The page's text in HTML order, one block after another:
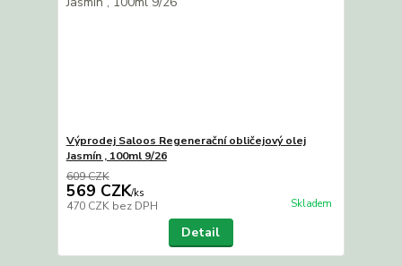
Výprodej Saloos Regenerační obličejový olej
Jasmín , 100ml 9/26
609 CZK
569 CZK/ks
470 CZK bez DPH Skladem
Detail